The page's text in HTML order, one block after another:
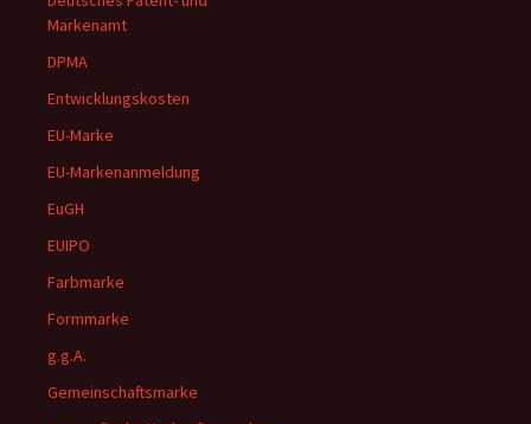
Markenamt
DPMA
Entwicklungskosten
EU-Marke
EU-Markenanmeldung
EuGH
EUIPO
Farbmarke
Formmarke
g.g.A.
Gemeinschaftsmarke